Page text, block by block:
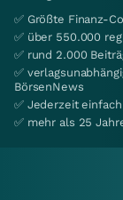
✅ Größte Finanz-
✅ über 550.000
✅ rund 2.000
✅
BörsenNews
✅ Jederzeit
✅ mehr als 25